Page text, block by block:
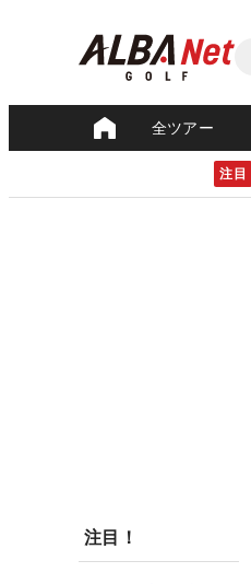
全ツアー
注目
注目！